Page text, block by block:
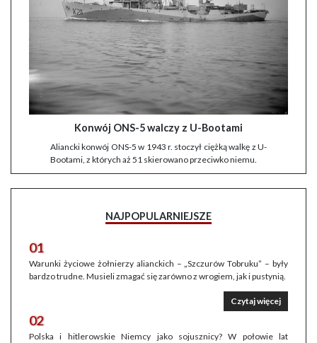
Konwój ONS-5 walczy z U-Bootami
Aliancki konwój ONS-5 w 1943 r. stoczył ciężką walkę z U-
Bootami, z których aż 51 skierowano przeciwko niemu.
NAJPOPULARNIEJSZE
01
Warunki życiowe żołnierzy alianckich – „Szczurów Tobruku” – były
bardzo trudne. Musieli zmagać się zarówno z wrogiem, jak i pustynią.
Czytaj więcej
02
Polska i hitlerowskie Niemcy jako sojusznicy? W połowie lat